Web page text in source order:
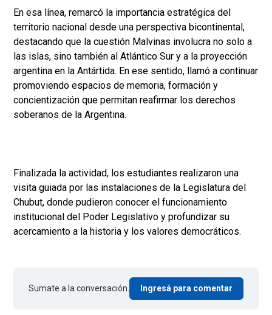
En esa línea, remarcó la importancia estratégica del
territorio nacional desde una perspectiva bicontinental,
destacando que la cuestión Malvinas involucra no solo a
las islas, sino también al Atlántico Sur y a la proyección
argentina en la Antártida. En ese sentido, llamó a continuar
promoviendo espacios de memoria, formación y
concientización que permitan reafirmar los derechos
soberanos de la Argentina.
Finalizada la actividad, los estudiantes realizaron una
visita guiada por las instalaciones de la Legislatura del
Chubut, donde pudieron conocer el funcionamiento
institucional del Poder Legislativo y profundizar su
acercamiento a la historia y los valores democráticos.
Sumate a la conversación. Ingresá para comentar